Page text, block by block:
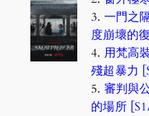
3. 一門之
度崩壞的
4. 用梵高
殘超暴力
5. 審判與
的場所